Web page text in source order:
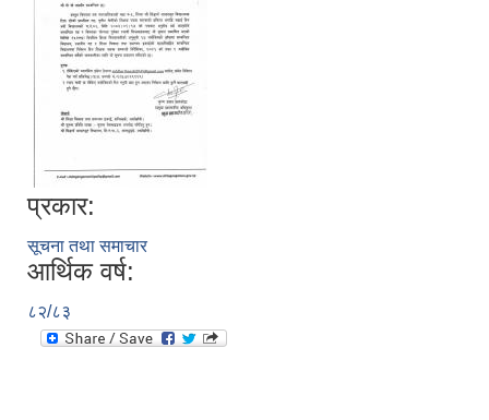
प्रकार:
सूचना तथा समाचार
आर्थिक वर्ष:
८२/८३